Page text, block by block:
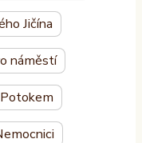
Jičína
náměstí